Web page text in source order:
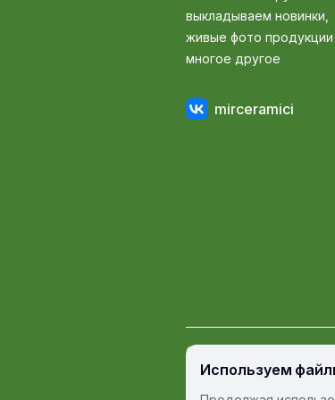
выкладываем новинки,
живые фото продукции
многое другое
mirceramici
© Мир Керамики, 2009
Используем